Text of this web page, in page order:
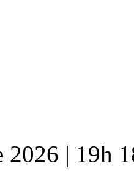
2026 | 19h